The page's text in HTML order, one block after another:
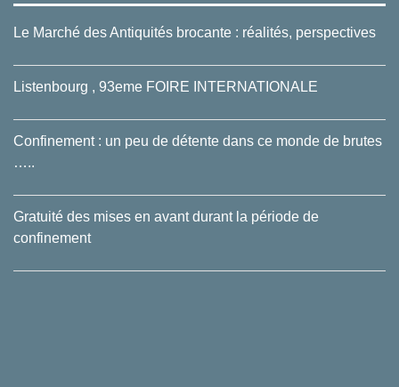
Le Marché des Antiquités brocante : réalités, perspectives
Listenbourg , 93eme FOIRE INTERNATIONALE
Confinement : un peu de détente dans ce monde de brutes
…..
Gratuité des mises en avant durant la période de
confinement